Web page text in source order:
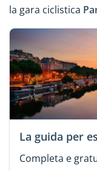
la gara ciclistica
La guida per
Completa e